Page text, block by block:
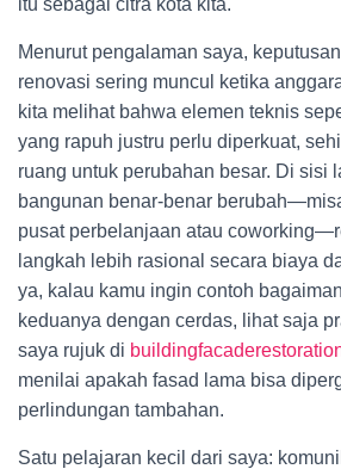
itu sebagai citra kota kita.
Menurut pengalaman saya,
renovasi sering muncul ketika
kita melihat bahwa elemen teknis
yang rapuh justru perlu diperkuat,
ruang untuk perubahan besar. Di sisi
bangunan benar-benar
pusat perbelanjaan atau
langkah lebih rasional secara biaya
ya, kalau kamu ingin contoh
keduanya dengan cerdas, lihat saja
saya rujuk di
menilai apakah fasad lama bisa
perlindungan tambahan.
Satu pelajaran kecil dari saya: